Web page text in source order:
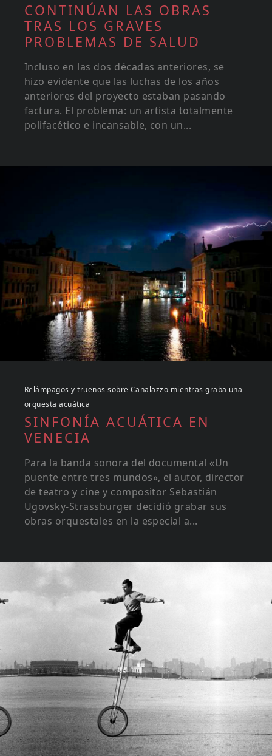
CONTINÚAN LAS OBRAS
TRAS LOS GRAVES
PROBLEMAS DE SALUD
Incluso en las dos décadas anteriores, se
hizo evidente que las luchas de los años
anteriores del proyecto estaban pasando
factura. El problema: un artista totalmente
polifacético e incansable, con un...
Relámpagos y truenos sobre Canalazzo mientras graba una
orquesta acuática
SINFONÍA ACUÁTICA EN
VENECIA
Para la banda sonora del documental «Un
puente entre tres mundos», el autor, director
de teatro y cine y compositor Sebastián
Ugovsky-Strassburger decidió grabar sus
obras orquestales en la especial a...